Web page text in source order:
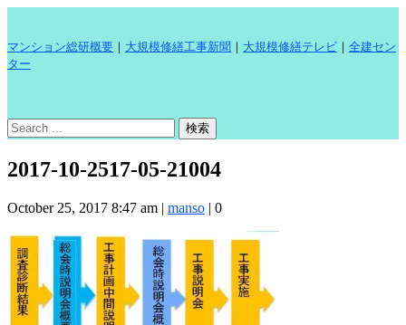
マンション総研概要 ｜ 大規模修繕工事新聞 ｜ 大規模修繕テレビ ｜ 全建セン
ター
2017-10-2517-05-21004
October 25, 2017 8:47 am | manso | 0